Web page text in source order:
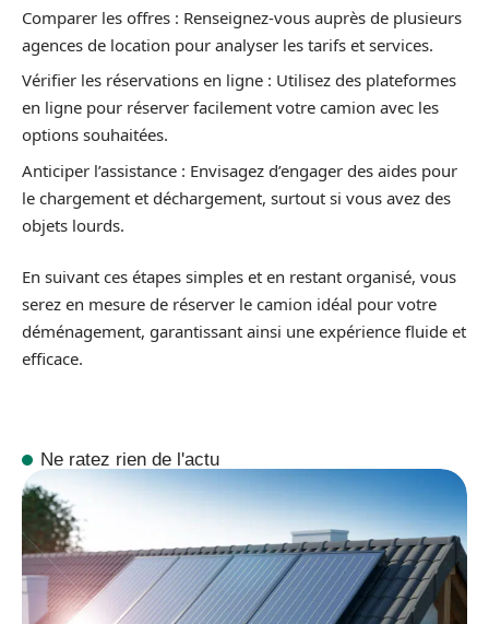
Comparer les offres : Renseignez-vous auprès de plusieurs
agences de location pour analyser les tarifs et services.
Vérifier les réservations en ligne : Utilisez des plateformes
en ligne pour réserver facilement votre camion avec les
options souhaitées.
Anticiper l’assistance : Envisagez d’engager des aides pour
le chargement et déchargement, surtout si vous avez des
objets lourds.
En suivant ces étapes simples et en restant organisé, vous
serez en mesure de réserver le camion idéal pour votre
déménagement, garantissant ainsi une expérience fluide et
efficace.
Ne ratez rien de l'actu